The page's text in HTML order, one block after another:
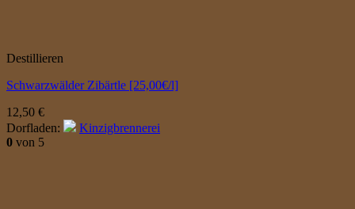
Destillieren
Schwarzwälder Zibärtle [25,00€/l]
12,50 €
Dorfladen:
Kinzigbrennerei
0 von 5